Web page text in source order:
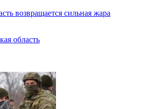
возвращается сильная жара
область